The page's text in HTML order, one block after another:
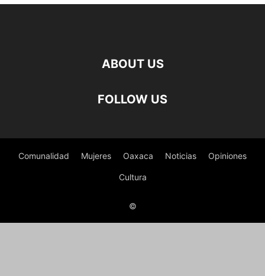
ABOUT US
FOLLOW US
Comunalidad Mujeres Oaxaca Noticias Opiniones
Cultura
©